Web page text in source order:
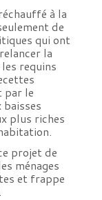
à la
de
qui ont
la
requins
par le
plus riches
projet de
ménages
et frappe